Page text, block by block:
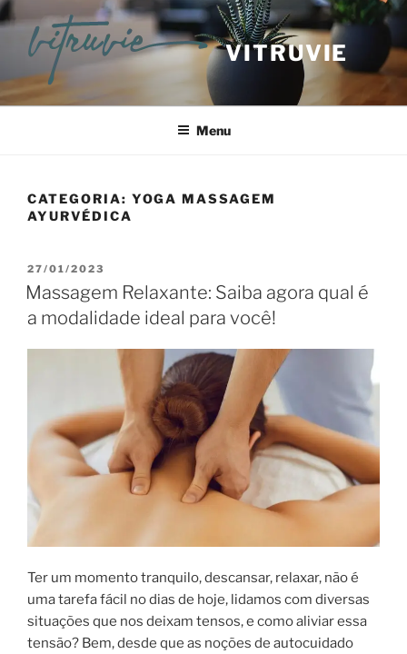
VITRUVIE
Menu
CATEGORIA: YOGA MASSAGEM
AYURVÉDICA
27/01/2023
Massagem Relaxante: Saiba agora qual é
a modalidade ideal para você!
Ter um momento tranquilo, descansar, relaxar, não é
uma tarefa fácil no dias de hoje, lidamos com diversas
situações que nos deixam tensos, e como aliviar essa
tensão? Bem, desde que as noções de autocuidado